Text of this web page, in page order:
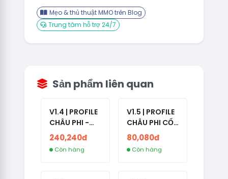
Mẹo & thủ thuật MMO trên Blog
Trung tâm hỗ trợ 24/7
Sản phẩm liên quan
V1.4 | PROFILE
CHÂU PHI -
ETHIOPIA CỔ -
NO 2FA -
RANDOM BẠN
240,240đ
Còn hàng
V1.5 | PROFILE
CHÂU PHI CỔ
- NO 2FA -
LẪN 2024 -
LIVE ADS
80,080đ
Còn hàng